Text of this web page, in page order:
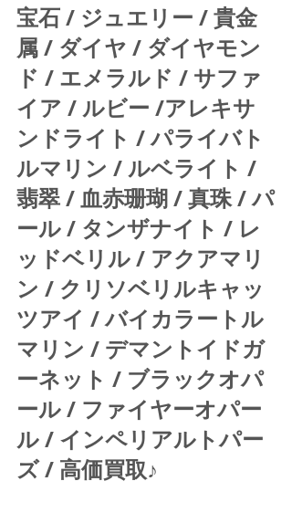
宝石 / ジュエリー / 貴金
属 / ダイヤ / ダイヤモン
ド / エメラルド / サファ
イア / ルビー /アレキサ
ンドライト / パライバト
ルマリン / ルベライト /
翡翠 / 血赤珊瑚 / 真珠 / パ
ール / タンザナイト / レ
ッドベリル / アクアマリ
ン / クリソベリルキャッ
ツアイ / バイカラートル
マリン / デマントイドガ
ーネット / ブラックオパ
ール / ファイヤーオパー
ル / インペリアルトパー
ズ / 高価買取♪